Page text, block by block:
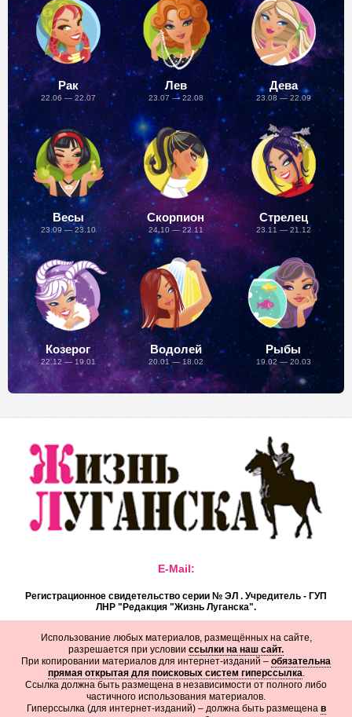
Рак
22.06 — 22.07
Лев
23.07 — 22.08
Дева
23.08 — 22.09
Весы
23.09 — 23.10
Скорпион
24.10 — 22.11
Стрелец
23.11 — 21.12
Козерог
22.12 — 19.01
Водолей
20.01 — 18.02
Рыбы
19.02 — 20.03
E-Mail:
Регистрационное свидетельство серии № ЭЛ . Учредитель - ГУП
ЛНР "Редакция "Жизнь Луганска".
Использование любых материалов, размещённых на сайте,
разрешается при условии ссылки на наш сайт.
При копировании материалов для интернет-изданий – обязательна
прямая открытая для поисковых систем гиперссылка.
Ссылка должна быть размещена в независимости от полного либо
частичного использования материалов.
Гиперссылка (для интернет-изданий) – должна быть размещена в